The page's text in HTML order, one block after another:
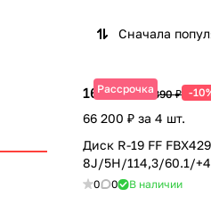
Сначала
Рассрочка
16 550 ₽18 390 ₽ -
66 200 ₽ за 4 шт.
Диск R-19 FF
8J/5H/114,3/60.1/
0 0 В наличии